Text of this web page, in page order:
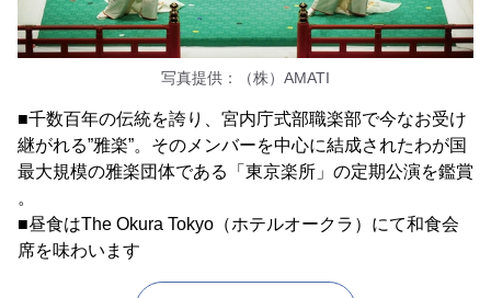
写真提供：（株）AMATI
■千数百年の伝統を誇り、宮内庁式部職楽部で今なお受け
継がれる”雅楽”。そのメンバーを中心に結成されたわが国
最大規模の雅楽団体である「東京楽所」の定期公演を鑑賞
。
■昼食はThe Okura Tokyo（ホテルオークラ）にて和食会
席を味わいます